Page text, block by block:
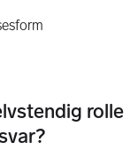
rolle